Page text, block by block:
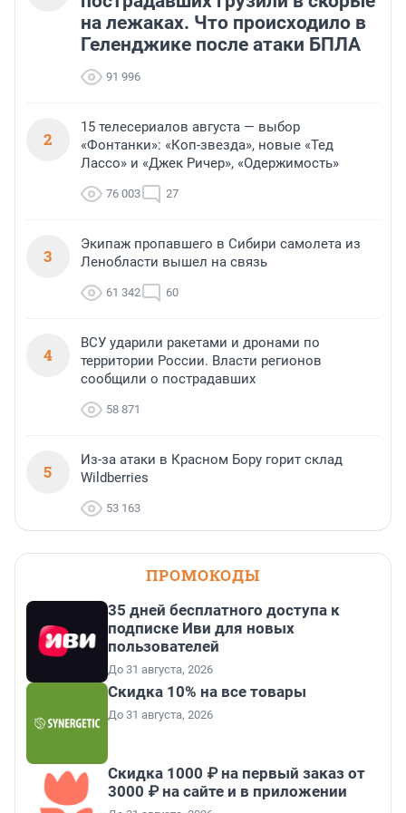
на лежаках. Что происходило в
Геленджике после атаки БПЛА
91 996
2
15 телесериалов августа — выбор
«Фонтанки»: «Коп-звезда», новые «Тед
Лассо» и «Джек Ричер», «Одержимость»
76 003 27
3
Экипаж пропавшего в Сибири самолета из
Ленобласти вышел на связь
61 342 60
4
ВСУ ударили ракетами и дронами по
территории России. Власти регионов
сообщили о пострадавших
58 871
5
Из-за атаки в Красном Бору горит склад
Wildberries
53 163
ПРОМОКОДЫ
35 дней бесплатного доступа к
подписке Иви для новых
пользователей
До 31 августа, 2026
Скидка 10% на все товары
До 31 августа, 2026
Скидка 1000 ₽ на первый заказ от
3000 ₽ на сайте и в приложении